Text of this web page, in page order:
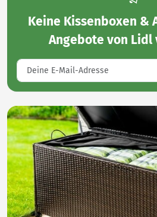
Keine Kissenboxen &
Angebote von Lidl